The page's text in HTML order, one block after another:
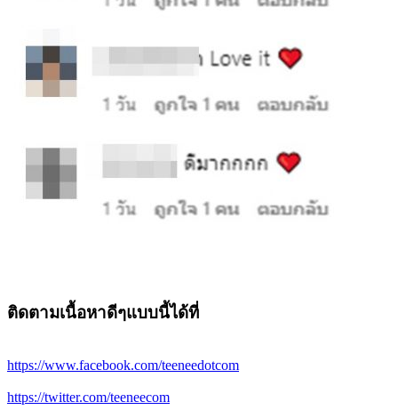
ติดตามเนื้อหาดีๆแบบนี้ได้ที่
https://www.facebook.com/teeneedotcom
https://twitter.com/teeneecom